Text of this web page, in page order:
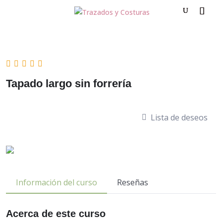
Tapado largo sin forrería
Lista de deseos
Información del curso Reseñas
Acerca de este curso